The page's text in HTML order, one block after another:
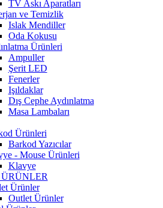
TV Askı Aparatları
ve Temizlik
Islak Mendiller
Oda Kokusu
Ürünleri
Ampuller
Şerit LED
Fenerler
Işıldaklar
Dış Cephe Aydınlatma
Masa Lambaları
Ürünleri
Barkod Yazıcılar
- Mouse Ürünleri
Klavye
Ürünler
Outlet Ürünler